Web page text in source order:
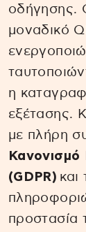
οδήγησης.
μοναδικό
η
εξέτασης.
με πλήρη
(GDPR) και
προστασία